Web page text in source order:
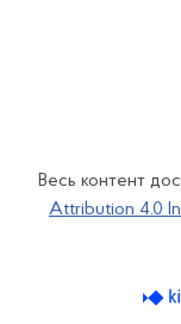
Весь контент
Attribution 4.0